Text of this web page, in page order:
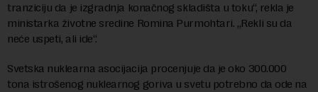
tranziciju da je izgradnja konačnog skladišta u toku“, rekla je
ministarka životne sredine Romina Purmohtari. „Rekli su da
neće uspeti, ali ide“.
Svetska nuklearna asocijacija procenjuje da je oko 300.000
tona istrošenog nuklearnog goriva u svetu potrebno da ode na